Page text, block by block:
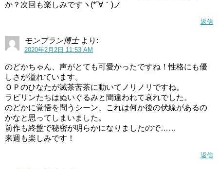
か？次回も楽しみですヽ(*´∀｀)ノ
返信
モンブラン博士 より:
2020年2月2日 11:53 AM
のどかちゃん、声がとても可愛かったですね！性格にも優
しさが溢れています。
ＯＰのひなたが滅茶苦茶に動いてノリノリですね。
ラビリンたちはぬいぐるみと間違われて哀れでした。
のどかに覚悟を問うシーン、これは何か後の伏線があるの
かなと思ってしまいました。
前作も終盤で秘密が明らかになりましたので……
来週も楽しみです！
返信